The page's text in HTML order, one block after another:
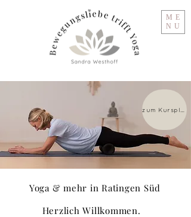
ME
NU
Yoga & mehr in Ratingen Süd
Herzlich Willkommen.